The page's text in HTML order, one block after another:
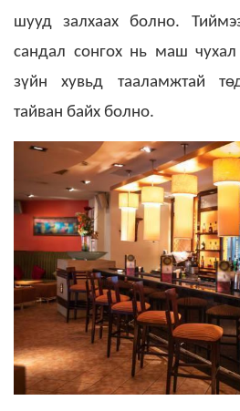
шууд залхаах болно.
сандал сонгох нь маш
зүйн хувьд тааламжтай
тайван байх болно.